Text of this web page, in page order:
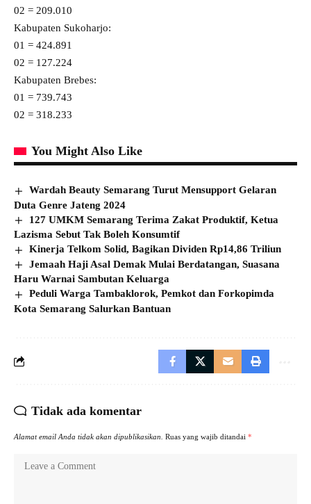
02 = 209.010
Kabupaten Sukoharjo:
01 = 424.891
02 = 127.224
Kabupaten Brebes:
01 = 739.743
02 = 318.233
You Might Also Like
Wardah Beauty Semarang Turut Mensupport Gelaran
Duta Genre Jateng 2024
127 UMKM Semarang Terima Zakat Produktif, Ketua
Lazisma Sebut Tak Boleh Konsumtif
Kinerja Telkom Solid, Bagikan Dividen Rp14,86 Triliun
Jemaah Haji Asal Demak Mulai Berdatangan, Suasana
Haru Warnai Sambutan Keluarga
Peduli Warga Tambaklorok, Pemkot dan Forkopimda
Kota Semarang Salurkan Bantuan
Tidak ada komentar
Alamat email Anda tidak akan dipublikasikan. Ruas yang wajib ditandai *